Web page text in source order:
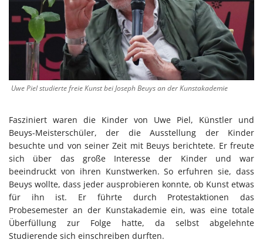
Uwe Piel studierte freie Kunst bei Joseph Beuys an der Kunstakademie
Fasziniert waren die Kinder von Uwe Piel, Künstler und
Beuys-Meisterschüler, der die Ausstellung der Kinder
besuchte und von seiner Zeit mit Beuys berichtete. Er freute
sich über das große Interesse der Kinder und war
beeindruckt von ihren Kunstwerken. So erfuhren sie, dass
Beuys wollte, dass jeder ausprobieren konnte, ob Kunst etwas
für ihn ist. Er führte durch Protestaktionen das
Probesemester an der Kunstakademie ein, was eine totale
Überfüllung zur Folge hatte, da selbst abgelehnte
Studierende sich einschreiben durften.